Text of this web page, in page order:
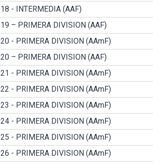
- INTERMEDIA (AAF)
– PRIMERA DIVISION (AAF)
- PRIMERA DIVISION (AAmF)
– PRIMERA DIVISION (AAF)
- PRIMERA DIVISION (AAmF)
- PRIMERA DIVISION (AAmF)
- PRIMERA DIVISION (AAmF)
- PRIMERA DIVISION (AAmF)
- PRIMERA DIVISION (AAmF)
- PRIMERA DIVISION (AAmF)